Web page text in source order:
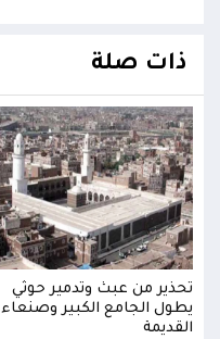
ذات صلة
تحذير من عبث وتدمير حوثي
يطول الجامع الكبير وصنعاء
القديمة